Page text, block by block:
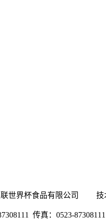
足联世界杯食品有限公司 技
传真：0523-87308111